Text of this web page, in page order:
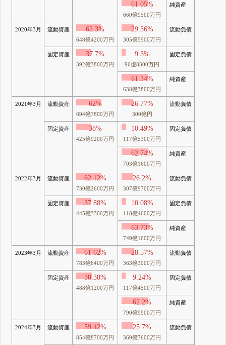
61.05%
660億9500万円
純資産
2020年3月 流動資産 62.3%
648億4200万円
29.36%
305億5900万円
流動負債
固定資産 37.7%
392億3800万円
9.3%
96億8300万円
固定負債
61.34%
638億3800万円
純資産
2021年3月 流動資産 62%
694億7800万円
26.77%
300億円
流動負債
固定資産 38%
425億9200万円
10.49%
117億5300万円
固定負債
62.74%
703億1600万円
純資産
2022年3月 流動資産 62.12%
730億2600万円
26.2%
307億9700万円
流動負債
固定資産 37.88%
445億3300万円
10.08%
118億4600万円
固定負債
63.73%
749億1600万円
純資産
2023年3月 流動資産 61.62%
783億6400万円
28.57%
363億3000万円
流動負債
固定資産 38.38%
488億1200万円
9.24%
117億4500万円
固定負債
62.2%
790億9900万円
純資産
2024年3月 流動資産 59.42%
854億8700万円
25.7%
369億7600万円
流動負債